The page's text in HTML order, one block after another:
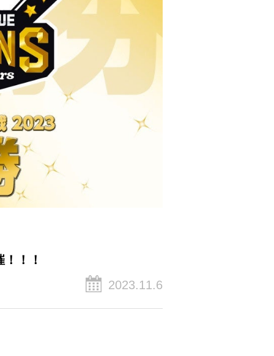
！！
2023.11.6